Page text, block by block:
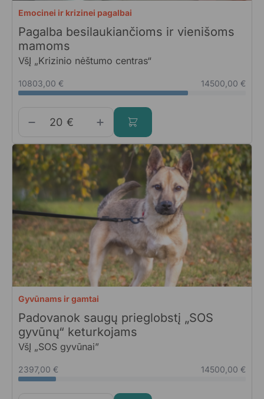
Emocinei ir krizinei pagalbai
Pagalba besilaukiančioms ir vienišoms
mamoms
VšĮ „Krizinio nėštumo centras“
10803,00 € 14500,00 €
€
Gyvūnams ir gamtai
Padovanok saugų prieglobstį „SOS
gyvūnų“ keturkojams
VšĮ „SOS gyvūnai”
2397,00 € 14500,00 €